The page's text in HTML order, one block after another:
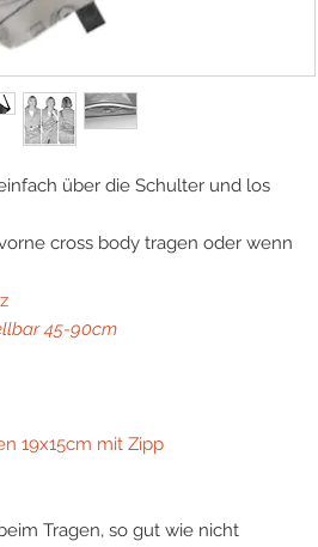
über die Schulter und los
cross body tragen oder wenn
45-90cm
19x15cm mit Zipp
Tragen, so gut wie nicht